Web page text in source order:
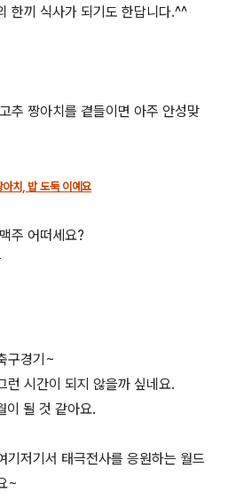
한끼 식사가 되기도 한답니다.^^
추 짱아치를 곁들이면 아주 안성맞
아치, 밥 도둑 이예요
주 어떠세요?
구경기~
런 시간이 되지 않을까 싶네요.
이 될 것 같아요.
기저기서 태극전사를 응원하는 월드
~